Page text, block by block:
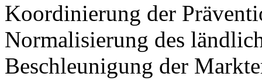
Koordinierung der
Normalisierung des
Beschleunigung der